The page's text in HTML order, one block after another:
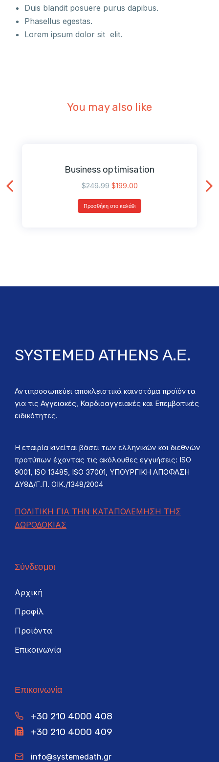
Duis blandit posuere purus dapibus.
Phasellus egestas.
Lorem ipsum dolor sit elit.
You may also like
Business optimisation
$249.99 $199.00
Προσθήκη στο καλάθι
SYSTEMED ATHENS Α.Ε.
Αντιπροσωπεύει αποκλειστικά καινοτόμα προϊόντα
για τις Αγγειακές, Καρδιοαγγειακές και Επεμβατικές
ειδικότητες.
Η εταιρία κινείται βάσει των ελληνικών και διεθνών
προτύπων έχοντας τις ακόλουθες εγγυήσεις: ISO
9001, ISO 13485, ISO 37001, ΥΠΟΥΡΓΙΚΗ ΑΠΟΦΑΣΗ
ΔΥ8Δ/Γ.Π. ΟΙΚ./1348/2004
ΠΟΛΙΤΙΚΗ ΓΙΑ ΤΗΝ ΚΑΤΑΠΟΛΕΜΗΣΗ ΤΗΣ
ΔΩΡΟΔΟΚΙΑΣ
Σύνδεσμοι
Αρχική
Προφίλ
Προϊόντα
Επικοινωνία
Επικοινωνία
+30 210 4000 408
+30 210 4000 409
info@systemedath.gr